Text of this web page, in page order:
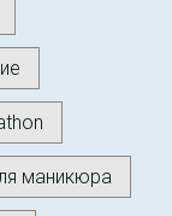
маникюра